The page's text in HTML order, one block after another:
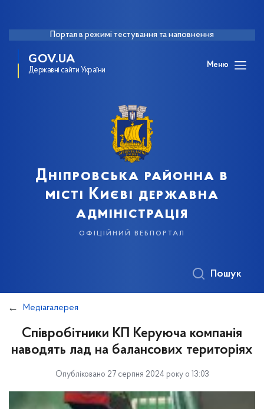
Портал в режимі тестування та наповнення
GOV.UA
Державні сайти України
Меню
Дніпровська районна в
місті Києві державна
адміністрація
офіційний вебпортал
Пошук
Медіагалерея
Співробітники КП Керуюча компанія
наводять лад на балансових територіях
Опубліковано 27 серпня 2024 року о 13:03